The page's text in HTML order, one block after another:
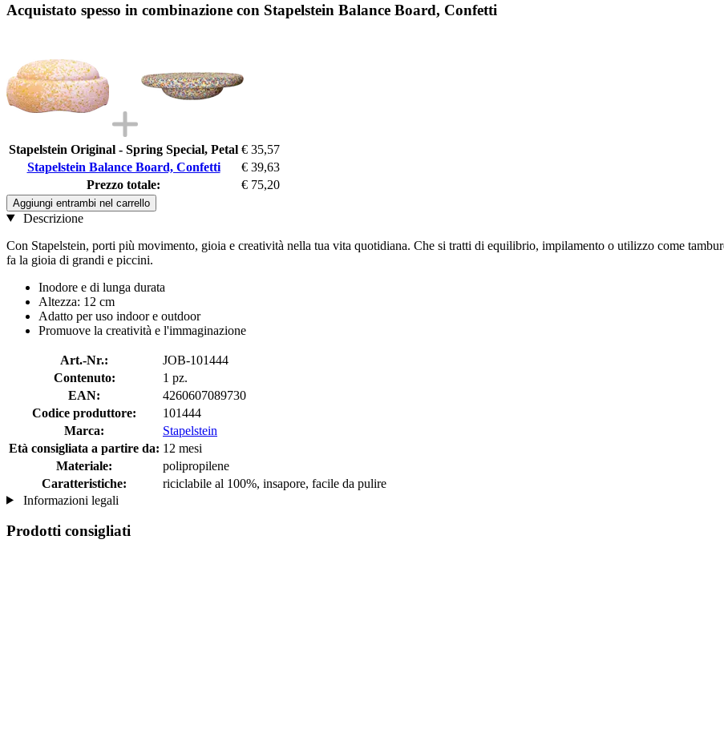
Acquistato spesso in combinazione con Stapelstein Balance Board, Confetti
Stapelstein Original - Spring Special, Petal € 35,57
Stapelstein Balance Board, Confetti
€ 39,63
Prezzo totale:
€ 75,20
Aggiungi entrambi nel carrello
Descrizione
Con Stapelstein, porti più movimento, gioia e creatività nella tua vita quotidiana. Che si tratti di equilibrio, impilamento o utilizzo come
fa la gioia di grandi e piccini.
Inodore e di lunga durata
Altezza: 12 cm
Adatto per uso indoor e outdoor
Promuove la creatività e l'immaginazione
Art.-Nr.:
JOB-101444
Contenuto:
1 pz.
EAN:
4260607089730
Codice produttore:
101444
Marca:
Stapelstein
Età consigliata a partire da: 12 mesi
Materiale:
polipropilene
Caratteristiche:
riciclabile al 100%, insapore, facile da pulire
Informazioni legali
Prodotti consigliati